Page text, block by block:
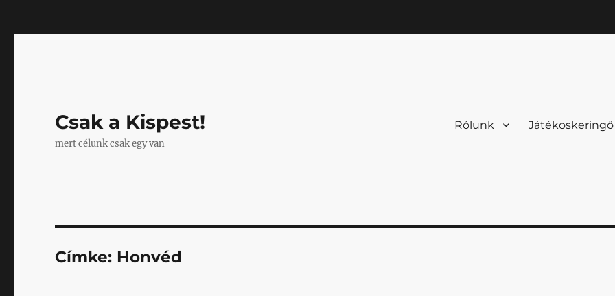
Csak a Kispest!
mert célunk csak egy van
Rólunk Játékoskeringő
Címke: Honvéd